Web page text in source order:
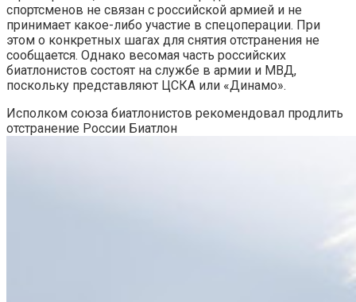
спортсменов не связан с российской армией и не
принимает какое-либо участие в спецоперации. При
этом о конкретных шагах для снятия отстранения не
сообщается. Однако весомая часть российских
биатлонистов состоят на службе в армии и МВД,
поскольку представляют ЦСКА или «Динамо».
Исполком союза биатлонистов рекомендовал продлить
отстранение России Биатлон